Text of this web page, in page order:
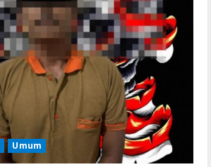
Resettools
Vpn One Click Cracked x86-x64 [no
Virus]
August 8, 2026
Resettools
GraphPad Prism Academic & Corporate
Cracked x86-x64 [no Virus]
August 8, 2026
Umum